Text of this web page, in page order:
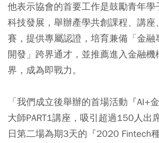
他表示協會的首要工作是鼓勵青年學
科技發展，舉辦產學共創課程、講座
賽，提供專屬認證，培育兼備「金融
開發」跨界通才，並推薦進入金融機
界，成為即戰力。
「我們成立後舉辦的首場活動『AI+
大師PART1講座，吸引超過150人出
日第二場為期3天的『2020 Fintech